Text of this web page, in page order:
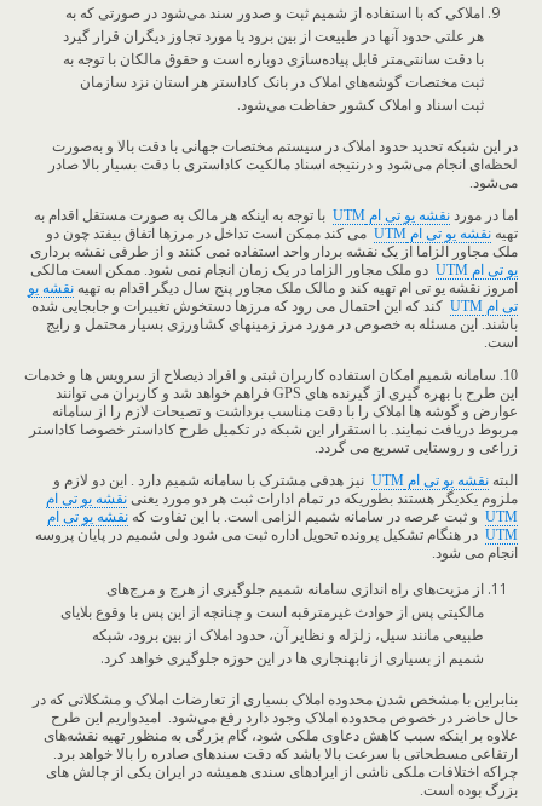
املاکی که با استفاده از شمیم ثبت و صدور سند می‌شود در صورتی که به
هر علتی حدود آنها در طبیعت از بین برود یا مورد تجاوز دیگران قرار گیرد
با دقت سانتی‌متر قابل پیاده‌سازی دوباره است و حقوق مالکان با توجه به
ثبت مختصات گوشه‌های املاک در بانک کاداستر هر استان نزد سازمان
ثبت اسناد و املاک کشور حفاظت می‌شود.
در این شبکه تحدید حدود املاک در سیستم مختصات جهانی با دقت بالا و به‌صورت
لحظه‌ای انجام می‌شود و درنتیجه اسناد مالکیت کاداستری با دقت بسیار بالا صادر
می‌شود.
اما در مورد نقشه یو تی ام UTM با توجه به اینکه هر مالک به صورت مستقل اقدام به
تهیه نقشه یو تی ام UTM می کند ممکن است تداخل در مرزها اتفاق بیفتد چون دو
ملک مجاور الزاما از یک نقشه بردار واحد استفاده نمی کنند و از طرفی نقشه برداری
یو تی ام UTM دو ملک مجاور الزاما در یک زمان انجام نمی شود. ممکن است مالکی
امروز نقشه یو تی ام تهیه کند و مالک ملک مجاور پنج سال دیگر اقدام به تهیه نقشه یو
تی ام UTM کند که این احتمال می رود که مرزها دستخوش تغییرات و جابجایی شده
باشند. این مسئله به خصوص در مورد مرز زمینهای کشاورزی بسیار محتمل و رایج
است.
10. سامانه شمیم امکان استفاده کاربران ثبتی و افراد ذیصلاح از سرویس ها و خدمات
این طرح با بهره گیری از گیرنده های GPS فراهم خواهد شد و کاربران می توانند
عوارض و گوشه ها املاک را با دقت مناسب برداشت و تصیحات لازم را از سامانه
مربوط دریافت نمایند. با استقرار این شبکه در تکمیل طرح کاداستر خصوصا کاداستر
زراعی و روستایی تسریع می گردد.
البته نقشه یو تی ام UTM نیز هدفی مشترک با سامانه شمیم دارد . این دو لازم و
ملزوم یکدیگر هستند بطوریکه در تمام ادارات ثبت هر دو مورد یعنی نقشه یو تی ام
UTM و ثبت عرصه در سامانه شمیم الزامی است. با این تفاوت که نقشه یو تی ام
UTM در هنگام تشکیل پرونده تحویل اداره ثبت می شود ولی شمیم در پایان پروسه
انجام می شود.
از مزیت‌های راه اندازی سامانه شمیم جلوگیری از هرج و مرج‌های
مالکیتی پس از حوادث غیرمترقبه است و چنانچه از این پس با وقوع بلایای
طبیعی مانند سیل، زلزله و نظایر آن، حدود املاک از بین برود، شبکه
شمیم از بسیاری از نابهنجاری ها در این حوزه جلوگیری خواهد کرد.
بنابراین با مشخص شدن محدوده املاک بسیاری از تعارضات املاک و مشکلاتی که در
حال حاضر در خصوص محدوده املاک وجود دارد رفع می‌شود. امیدواریم این طرح
علاوه ‌بر اینکه سبب کاهش دعاوی ملکی شود، گام بزرگی به‌ منظور تهیه نقشه‌های
ارتفاعی مسطحاتی با سرعت بالا باشد که دقت سندهای صادره را بالا خواهد برد.
چراکه اختلافات ملکی ناشی از ایرادهای سندی همیشه در ایران یکی از چالش های
بزرگ بوده است.